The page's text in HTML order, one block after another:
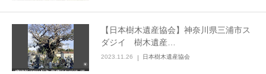
【日本樹木遺産協会】神奈川県三浦市ス
ダジイ 樹木遺産…
2023.11.26 日本樹木遺産協会